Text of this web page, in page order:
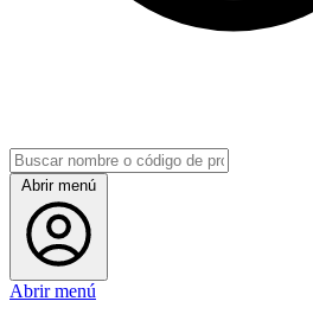
Abrir menú
Abrir menú